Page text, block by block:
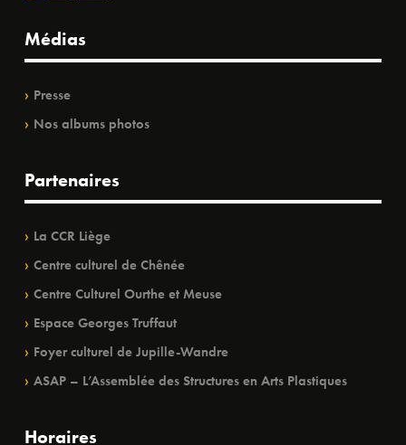
Médias
Presse
Nos albums photos
Partenaires
La CCR Liège
Centre culturel de Chênée
Centre Culturel Ourthe et Meuse
Espace Georges Truffaut
Foyer culturel de Jupille-Wandre
ASAP – L’Assemblée des Structures en Arts Plastiques
Horaires